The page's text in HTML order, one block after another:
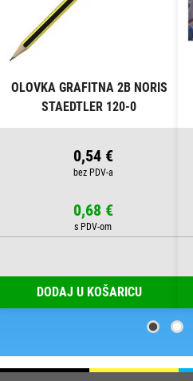
OLOVKA GRAFITNA 2B NORIS
STAEDTLER 120-0
0,54 €
0,68 €
DODAJ U KOŠARICU